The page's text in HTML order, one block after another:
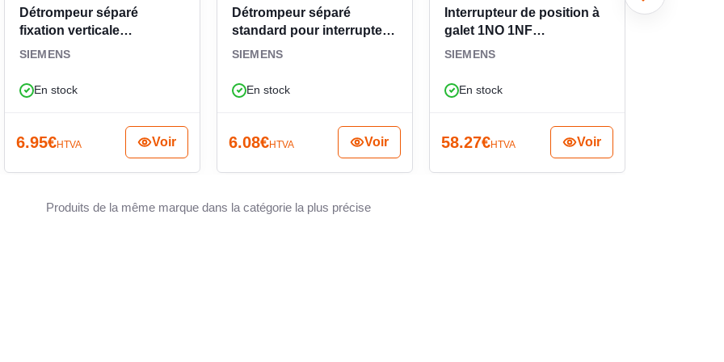
de débit sur les circuits hydrauliques où
une mauvaise régulation ou l’arrêt
capable de superviser efficacement un réseau
Détrompeur séparé
fixation verticale
3SE50000AV02
SIEMENS
En stock
6.95€HTVA Voir
Détrompeur séparé
standard pour interrupteur
3SE50000AV01
SIEMENS
En stock
6.08€HTVA Voir
Interrupteur de position à
galet 1NO 1NF
3SE51120CD02
SIEMENS
En stock
58.27€HTVA Voir
Produits de la même marque dans la catégorie la plus précise